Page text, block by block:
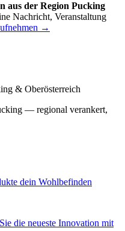
aus der Region Pucking
Nachricht, Veranstaltung
→
& Oberösterreich
— regional verankert,
dein Wohlbefinden
die neueste Innovation mit